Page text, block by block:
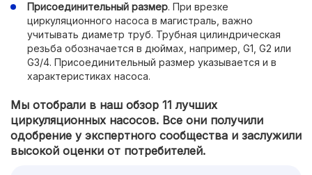
Присоединительный размер. При врезке
циркуляционного насоса в магистраль, важно
учитывать диаметр труб. Трубная цилиндрическая
резьба обозначается в дюймах, например, G1, G2 или
G3/4. Присоединительный размер указывается и в
характеристиках насоса.
Мы отобрали в наш обзор 11 лучших
циркуляционных насосов. Все они получили
одобрение у экспертного сообщества и заслужили
высокой оценки от потребителей.